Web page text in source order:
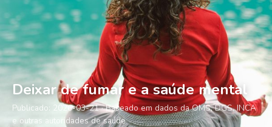
Deixar de fumar e a saúde mental
Publicado: 2026-03-21· Baseado em dados da OMS, DGS, INCA
e outras autoridades de saúde